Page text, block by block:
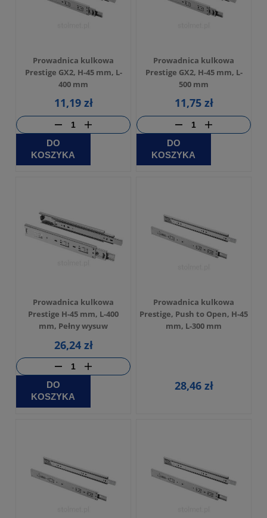
Prowadnica kulkowa
Prestige GX2, H-45 mm, L-
400 mm
11,19 zł
DO
KOSZYKA
Prowadnica kulkowa
Prestige GX2, H-45 mm, L-
500 mm
11,75 zł
DO
KOSZYKA
Prowadnica kulkowa
Prestige H-45 mm, L-400
mm, Pełny wysuw
26,24 zł
DO
KOSZYKA
Prowadnica kulkowa
Prestige, Push to Open, H-45
mm, L-300 mm
28,46 zł